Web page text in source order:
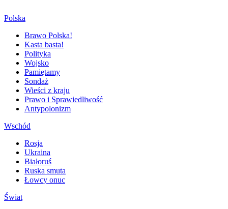
Polska
Brawo Polska!
Kasta basta!
Polityka
Wojsko
Pamiętamy
Sondaż
Wieści z kraju
Prawo i Sprawiedliwość
Antypolonizm
Wschód
Rosja
Ukraina
Białoruś
Ruska smuta
Łowcy onuc
Świat